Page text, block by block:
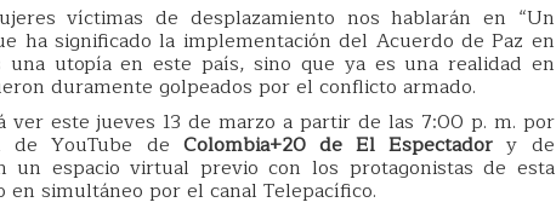
víctimas de desplazamiento nos hablarán en “Un
ha significado la implementación del Acuerdo de Paz en
utopía en este país, sino que ya es una realidad en
duramente golpeados por el conflicto armado.
este jueves 13 de marzo a partir de las 7:00 p. m. por
YouTube de Colombia+20 de El Espectadory de
un espacio virtual previo con los protagonistas de esta
simultáneo por el canal Telepacífico.